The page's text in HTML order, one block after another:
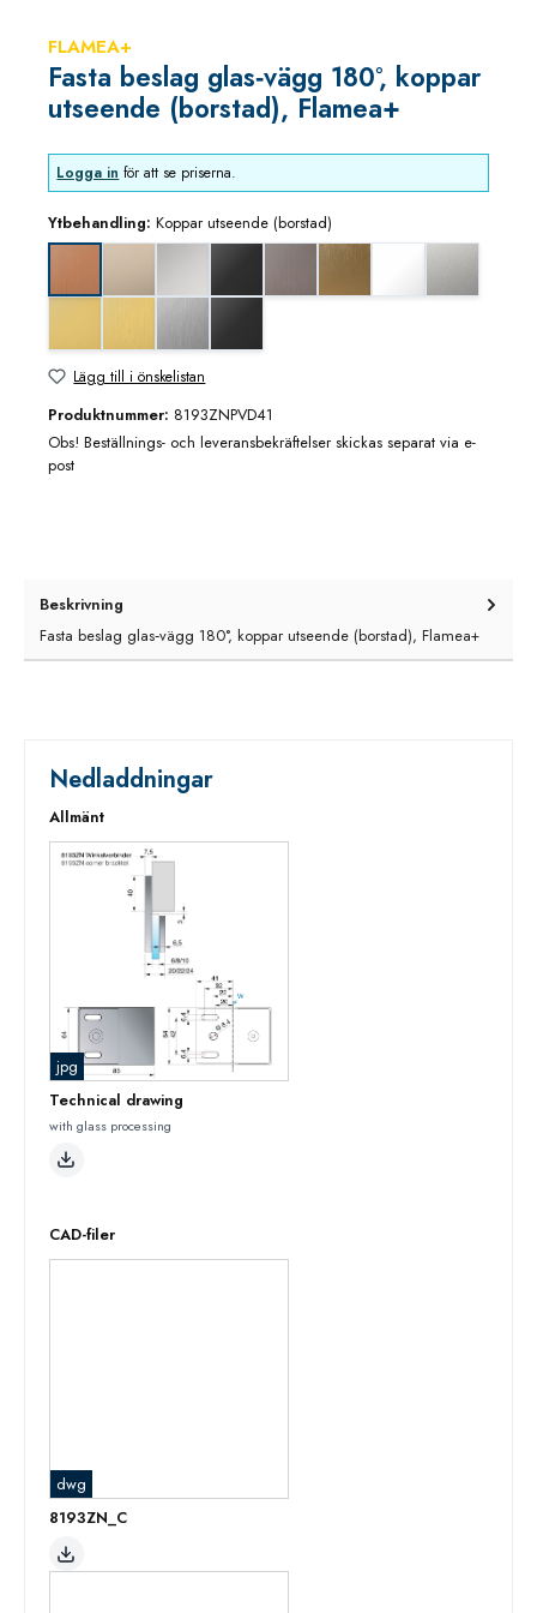
FLAMEA+
Fasta beslag glas‑vägg 180°, koppar
utseende (borstad), Flamea+
Logga in för att se priserna.
Ytbehandling: Koppar utseende (borstad)
djupsvart mattgrafitmetall utseende (borstad)
guldbrons utseendemattkrom
Lägg till i önskelistan
Produktnummer: 8193ZNPVD41
Obs! Beställnings- och leveransbekräftelser skickas separat via e-
post
Beskrivning
Fasta beslag glas‑vägg 180°, koppar utseende (borstad), Flamea+
Nedladdningar
Allmänt
jpg
Technical drawing
with glass processing
CAD-filer
dwg
8193ZN_C